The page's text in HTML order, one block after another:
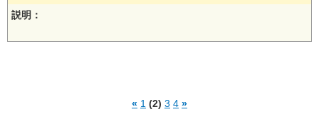
説明：
« 1 (2) 3 4 »